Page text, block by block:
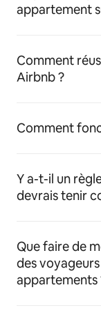
appartement
Comment
Airbnb ?
Comment
Y a-t-il un
devrais tenir
Que faire de
des
appartements